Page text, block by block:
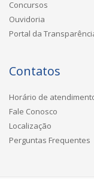
Concursos
Ouvidoria
Portal da
Contatos
Horário de
Fale Conosco
Localização
Perguntas Frequentes